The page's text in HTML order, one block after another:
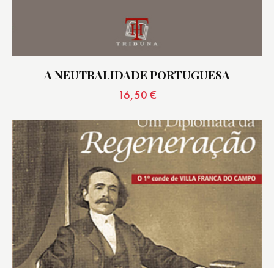
A NEUTRALIDADE PORTUGUESA
16,50 €